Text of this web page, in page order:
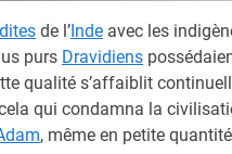
de l’Inde avec les
purs Dravidiens
qualité s’affaiblit
qui condamna la
, même en petite